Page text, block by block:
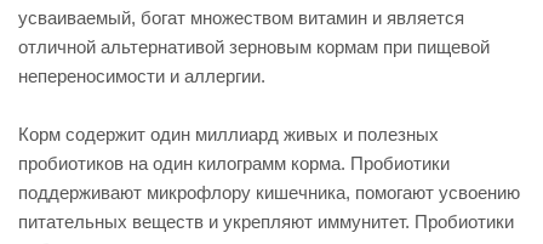
усваиваемый, богат множеством витамин и является
отличной альтернативой зерновым кормам при пищевой
непереносимости и аллергии.
Корм содержит один миллиард живых и полезных
пробиотиков на один килограмм корма. Пробиотики
поддерживают микрофлору кишечника, помогают усвоению
питательных веществ и укрепляют иммунитет. Пробиотики